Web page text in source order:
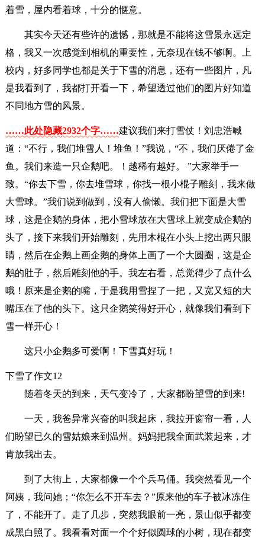
着雪，屋内看着球，十分的惬意。
其实今天还有些许的遗憾，那就是不能将这雪景永远定
格，我又一次感觉到相机的重要性，无奈现在钱不够啊。上
校内，好多同学也都是关于下雪的消息，还有一些图片，凡
是我看到了，我都打开看一下，希望透过他们的图片好知道
不同地方雪的风景。
……此处隐藏2932个字……建议我们来打雪仗！刘忠浩喊
道：“不行，我们堆雪人！堆鱼！”我说，“不，我们厌倦了金
鱼。我们来造一只企鹅吧。！越稀有越好。 ”大家举手一
致。“你去下雪，你去堆雪球，你找一根小棍子雕刻，我来做
大雪球。”我们说到做到，没有人偷懒。我们把下面是大雪
球，这是企鹅的身体，把小雪球放在大雪球上就变成企鹅的
头了，接下来我们开始雕刻，先用木棍在小头上挖出两只眼
睛，然后在企鹅上画企鹅的身体上画了一个大圆圈，这是企
鹅的肚子，然后雕刻他的手。我左右看，总觉得少了点什么
哦！原来是企鹅的嘴，于是我用雪捏了一把，又宽又短的大
嘴压在了他的头下。这只企鹅笑得好开心，就像我们看到下
雪一样开心！
这只小企鹅多可爱啊！下雪真好玩！
下雪了作文12
随着冬天的到来，天气变冷了，大家都盼望雪的到来!
一天，我爸异常兴奋的叫我起床，我拉开窗帘一看，人
们盼望已久的雪姑娘来到温州。妈妈把我全面武装起来，才
肯放我出去。
到了大街上，大家都像一个个兵马俑。我突然看见一个
阿姨，我问她；“你怎么不开车去？”原来他的车子被冰冻住
了，不能开了。走了几步，突然我眼前一亮，景山似乎都变
成黑白照了。我看看对面一个个好似圆球的小树，现在都变